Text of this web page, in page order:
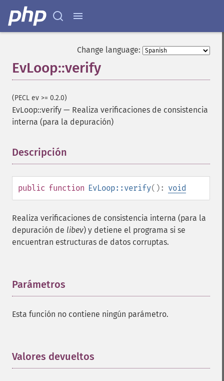
Change language:
EvLoop::verify
(PECL ev >= 0.2.0)
EvLoop::verify — Realiza verificaciones de consistencia
interna (para la depuración)
Descripción
public function EvLoop::verify(): void
Realiza verificaciones de consistencia interna (para la
depuración de libev) y detiene el programa si se
encuentran estructuras de datos corruptas.
Parámetros
Esta función no contiene ningún parámetro.
Valores devueltos